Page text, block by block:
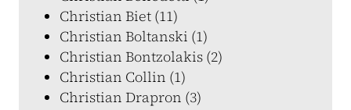
Christian Biet (11)
Christian Boltanski (1)
Christian Bontzolakis (2)
Christian Collin (1)
Christian Drapron (3)